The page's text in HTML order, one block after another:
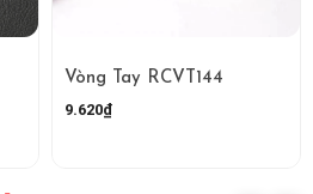
Vòng Tay RCVT144
9.620₫